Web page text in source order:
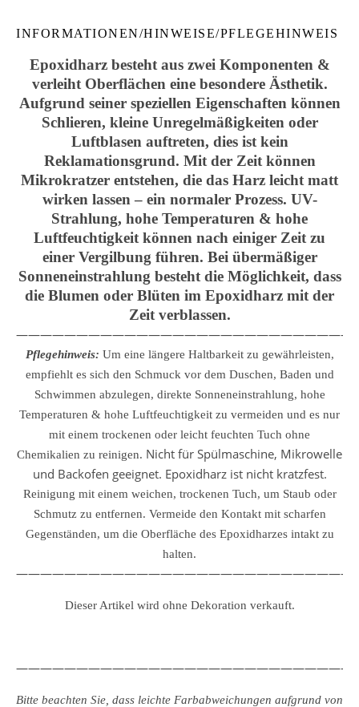
INFORMATIONEN/HINWEISE/PFLEGEHINWEIS
Epoxidharz besteht aus zwei Komponenten &
verleiht Oberflächen eine besondere Ästhetik.
Aufgrund seiner speziellen Eigenschaften können
Schlieren, kleine Unregelmäßigkeiten oder
Luftblasen auftreten, dies ist kein
Reklamationsgrund. Mit der Zeit können
Mikrokratzer entstehen, die das Harz leicht matt
wirken lassen – ein normaler Prozess. UV-
Strahlung, hohe Temperaturen & hohe
Luftfeuchtigkeit können nach einiger Zeit zu
einer Vergilbung führen. Bei übermäßiger
Sonneneinstrahlung besteht die Möglichkeit, dass
die Blumen oder Blüten im Epoxidharz mit der
Zeit verblassen.
Pflegehinweis: Um eine längere Haltbarkeit zu gewährleisten,
empfiehlt es sich den Schmuck vor dem Duschen, Baden und
Schwimmen abzulegen, direkte Sonneneinstrahlung, hohe
Temperaturen & hohe Luftfeuchtigkeit zu vermeiden und es nur
mit einem trockenen oder leicht feuchten Tuch ohne
Chemikalien zu reinigen. Nicht für Spülmaschine, Mikrowelle
und Backofen geeignet. Epoxidharz ist nicht kratzfest.
Reinigung mit einem weichen, trockenen Tuch, um Staub oder
Schmutz zu entfernen. Vermeide den Kontakt mit scharfen
Gegenständen, um die Oberfläche des Epoxidharzes intakt zu
halten.
Dieser Artikel wird ohne Dekoration verkauft.
Bitte beachten Sie, dass leichte Farbabweichungen aufgrund von